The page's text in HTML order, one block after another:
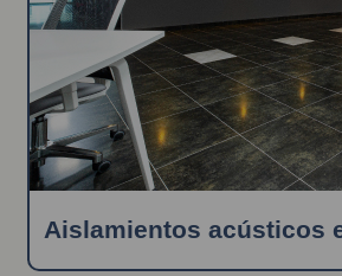
Aislamientos acústicos